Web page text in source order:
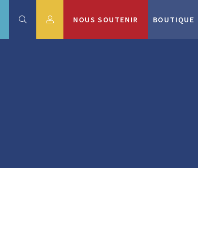
NOUS SOUTENIR BOUTIQUE